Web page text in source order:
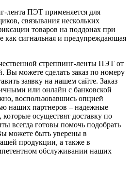
лента ПЭT применяется для
связывания нескольких
товаров на поддонах при
как сигнальная и предупреждающая
стреппинг-ленты ПЭT от
Вы можете сделать заказ по номеру
заявку на нашем сайте. Заказ
или онлайн с банковской
воспользовавшись опцией
наших партнеров – надежные
осуществят доставку по
всегда готовы помочь подобрать
можете быть уверены в
продукции, а также в
обслуживании наших